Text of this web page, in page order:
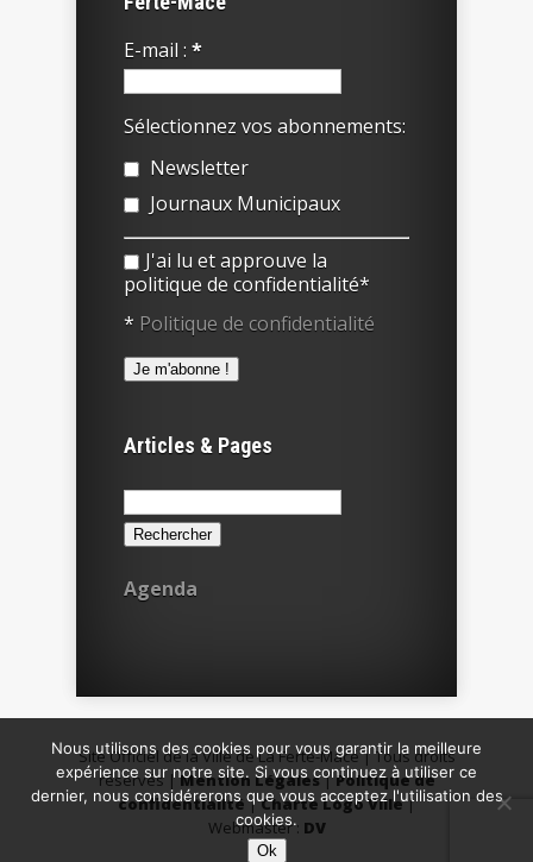
E-mail : *
Sélectionnez vos abonnements:
Newsletter
Journaux Municipaux
J'ai lu et approuve la
politique de confidentialité*
* Politique de confidentialité
Articles & Pages
Rechercher :
Agenda
Site Officiel de la Ville de La Ferté-Macé | Tous droits
réservés |Mention Légales|Politique de
confidentialité|Charte Logo Ville|
Webmaster : DV
Nous utilisons des cookies pour vous garantir la meilleure
expérience sur notre site. Si vous continuez à utiliser ce
dernier, nous considérerons que vous acceptez l'utilisation des
cookies.
Ok